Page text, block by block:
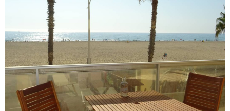
VOIR LE BIEN